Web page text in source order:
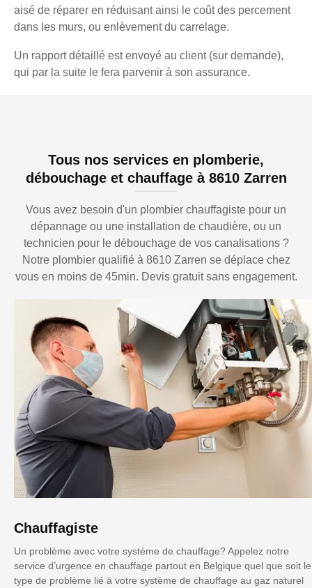
aisé de réparer en réduisant ainsi le coût des percement
dans les murs, ou enlèvement du carrelage.
Un rapport détaillé est envoyé au client (sur demande),
qui par la suite le fera parvenir à son assurance.
Tous nos services en plomberie,
débouchage et chauffage à 8610 Zarren
Vous avez besoin d'un plombier chauffagiste pour un
dépannage ou une installation de chaudière, ou un
technicien pour le débouchage de vos canalisations ?
Notre plombier qualifié à 8610 Zarren se déplace chez
vous en moins de 45min. Devis gratuit sans engagement.
Chauffagiste
Un problème avec votre système de chauffage? Appelez notre
service d’urgence en chauffage partout en Belgique quel que soit le
type de problème lié à votre système de chauffage au gaz naturel